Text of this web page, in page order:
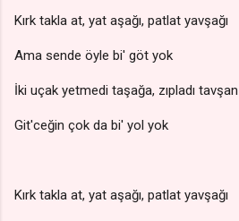
Kırk takla at, yat aşağı, patlat yavşağı
Ama sende öyle bi' göt yok
İki uçak yetmedi taşağa, zıpladı tavşan
Git'ceğin çok da bi' yol yok
Kırk takla at, yat aşağı, patlat yavşağı